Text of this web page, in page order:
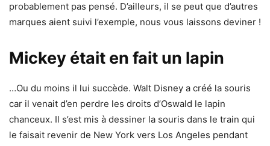
probablement pas pensé. D’ailleurs, il se peut que d’autres
marques aient suivi l’exemple, nous vous laissons deviner !
Mickey était en fait un lapin
…Ou du moins il lui succède. Walt Disney a créé la souris
car il venait d’en perdre les droits d’Oswald le lapin
chanceux. Il s’est mis à dessiner la souris dans le train qui
le faisait revenir de New York vers Los Angeles pendant